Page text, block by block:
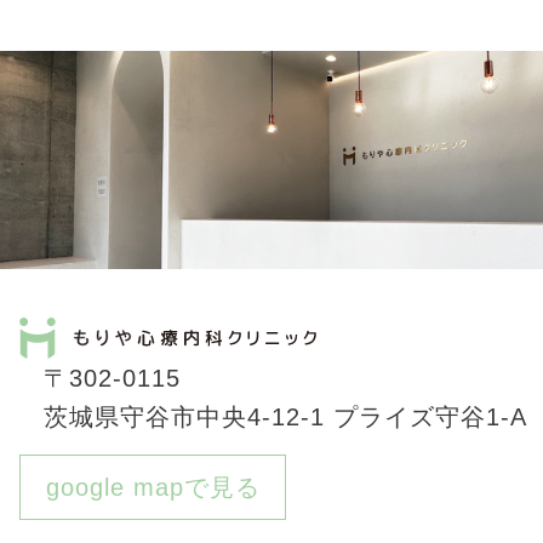
〒302-0115
茨城県守谷市中央4-12-1 プライズ守谷1-A
google mapで見る